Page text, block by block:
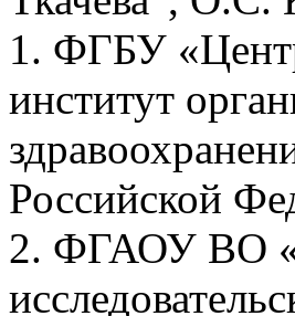
1. ФГБУ
институт
Российской
2. ФГАОУ ВО